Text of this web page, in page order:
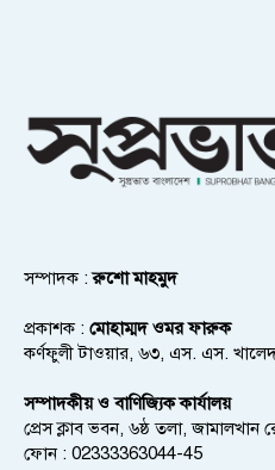
সম্পাদক :রুশো মাহমুদ
প্রকাশক : মোহাম্মদ ওমর ফারুক
কর্ণফুলী টাওয়ার, ৬৩, এস. এস.
সম্পাদকীয় ও বাণিজ্যিক কার্যালয়
প্রেস ক্লাব ভবন, ৬ষ্ঠ তলা, জামালখান
ফোন : 02333363044-45